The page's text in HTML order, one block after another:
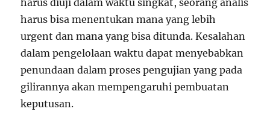
harus diuji dalam waktu singkat, seorang analis
harus bisa menentukan mana yang lebih
urgent dan mana yang bisa ditunda. Kesalahan
dalam pengelolaan waktu dapat menyebabkan
penundaan dalam proses pengujian yang pada
gilirannya akan mempengaruhi pembuatan
keputusan.